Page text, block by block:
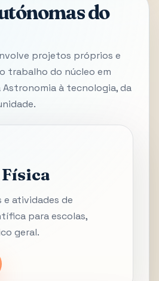
do
projetos próprios e
trabalho do núcleo em
à tecnologia, da
e atividades de
para escolas,
geral.